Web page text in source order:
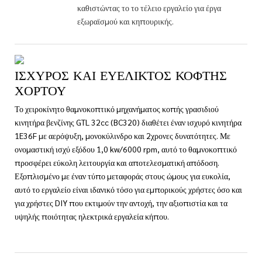
καθιστώντας το το τέλειο εργαλείο για έργα
εξωραϊσμού και κηπουρικής.
ΙΣΧΥΡΌΣ ΚΑΙ ΕΥΈΛΙΚΤΟΣ ΚΌΦΤΗΣ
ΧΌΡΤΟΥ
Το χειροκίνητο θαμνοκοπτικό μηχανήματος κοπής γρασιδιού
κινητήρα βενζίνης GTL 32cc (BC320) διαθέτει έναν ισχυρό κινητήρα
1E36F με αερόψυξη, μονοκύλινδρο και 2χρονες δυνατότητες. Με
ονομαστική ισχύ εξόδου 1,0 kw/6000 rpm, αυτό το θαμνοκοπτικό
προσφέρει εύκολη λειτουργία και αποτελεσματική απόδοση.
Εξοπλισμένο με έναν τύπο μεταφοράς στους ώμους για ευκολία,
αυτό το εργαλείο είναι ιδανικό τόσο για εμπορικούς χρήστες όσο και
για χρήστες DIY που εκτιμούν την αντοχή, την αξιοπιστία και τα
υψηλής ποιότητας ηλεκτρικά εργαλεία κήπου.